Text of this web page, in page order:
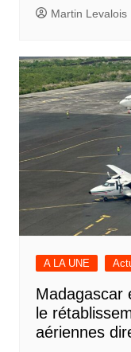
Martin Levalois
A LA UNE
Madagascar
le
aériennes